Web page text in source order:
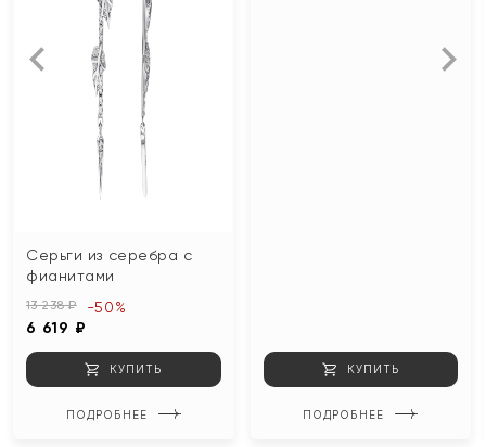
Серьги из серебра с
фианитами
13 238 ₽
6 619 ₽
-50%
КУПИТЬ
ПОДРОБНЕЕ
КУПИТЬ
ПОДРОБНЕЕ